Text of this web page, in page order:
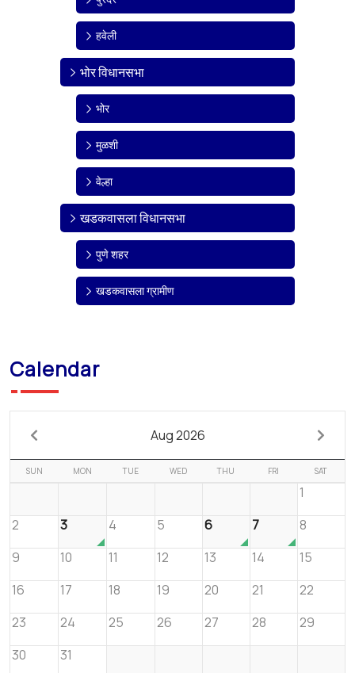
हवेली
भोर विधानसभा
भोर
मुळशी
वेल्हा
खडकवासला विधानसभा
पुणे शहर
खडकवासला ग्रामीण
Calendar
Aug 2026
SUN MON TUE WED THU FRI SAT
1
2
3 4 5 6 7
8
9
10 11 12 13 14
15
16
17 18 19 20 21
22
23
24 25 26 27 28
29
30
31